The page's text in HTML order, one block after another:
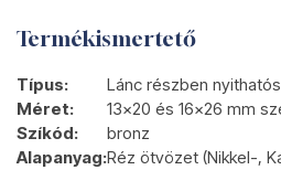
Termékismertető
Típus:
Lánc részben
Méret:
13x20 és 16x26 mm
Szíkód:
bronz
Alapanyag:Réz ötvözet (Nikkel-,